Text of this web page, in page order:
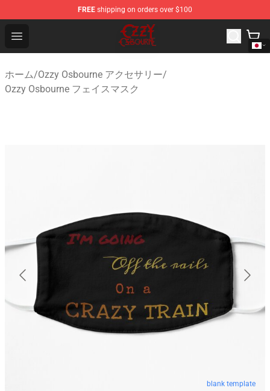
FREE shipping on orders over $100
Open menu
Ozzy Osbourne Store - Official Ozzy Osbourne
ホーム/Ozzy Osbourne アクセサリー/
Ozzy Osbourne フェイスマスク
blank template